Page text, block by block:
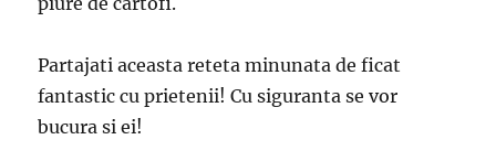
Partajati aceasta reteta minunata de ficat
fantastic cu prietenii! Cu siguranta se vor
bucura si ei!